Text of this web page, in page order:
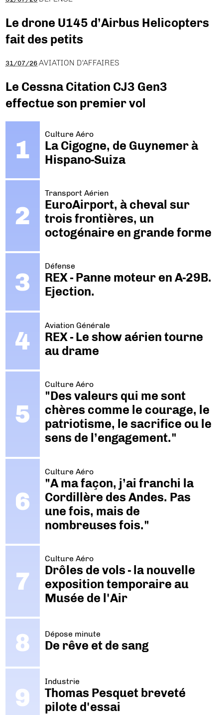
Le drone U145 d’Airbus Helicopters
fait des petits
31/07/26 AVIATION D'AFFAIRES
Le Cessna Citation CJ3 Gen3
effectue son premier vol
Culture Aéro
La Cigogne, de Guynemer à
Hispano-Suiza
Transport Aérien
EuroAirport, à cheval sur
trois frontières, un
octogénaire en grande forme
Défense
REX - Panne moteur en A-29B.
Ejection.
Aviation Générale
REX - Le show aérien tourne
au drame
Culture Aéro
"Des valeurs qui me sont
chères comme le courage, le
patriotisme, le sacrifice ou le
sens de l’engagement."
Culture Aéro
"A ma façon, j’ai franchi la
Cordillère des Andes. Pas
une fois, mais de
nombreuses fois."
Culture Aéro
Drôles de vols - la nouvelle
exposition temporaire au
Musée de l'Air
Dépose minute
De rêve et de sang
Industrie
Thomas Pesquet breveté
pilote d'essai